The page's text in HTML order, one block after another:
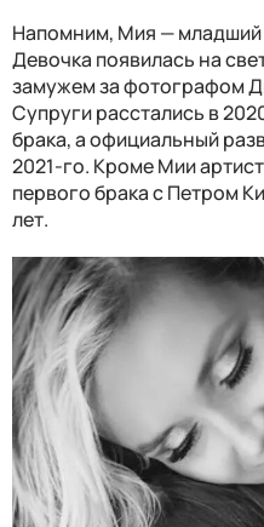
Напомним, Мия — младший
Девочка появилась на
замужем за фотографом
Супругирасстались в
брака, а официальный
2021-го. Кроме Мии
первого брака с Петром
лет.